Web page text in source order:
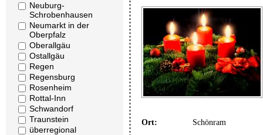
Neuburg-
Schrobenhausen
Neumarkt in der
Oberpfalz
Oberallgäu
Ostallgäu
Regen
Regensburg
Rosenheim
Rottal-Inn
Schwandorf
Traunstein
überregional
Ort: Schönram